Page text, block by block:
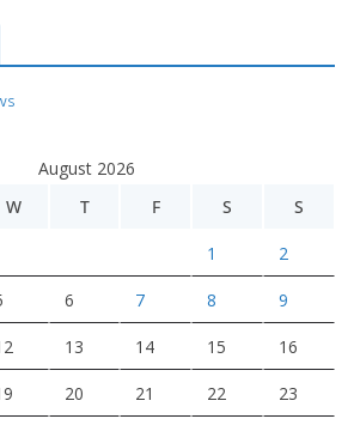
August 2026
W T F S S
1 2
6 7 8 9
13 14 15 16
20 21 22 23